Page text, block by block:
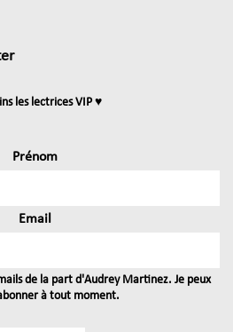
les lectrices VIP ♥
Prénom
Email
de la part d'Audrey Martinez. Je peux
à tout moment.